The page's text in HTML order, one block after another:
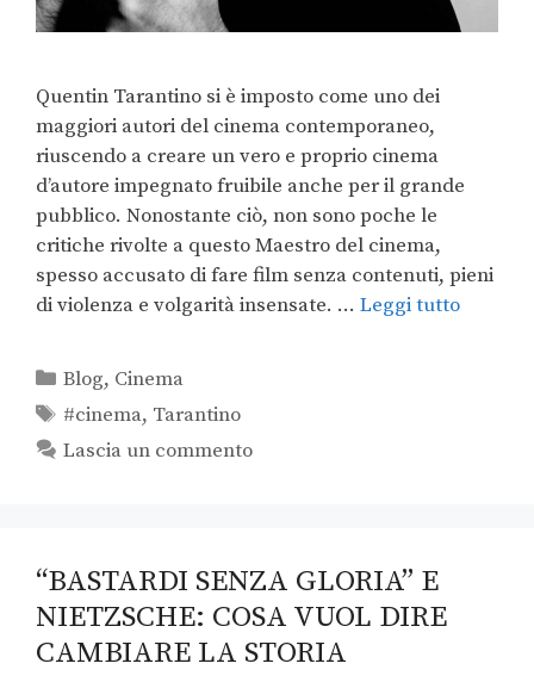
Quentin Tarantino si è imposto come uno dei
maggiori autori del cinema contemporaneo,
riuscendo a creare un vero e proprio cinema
d’autore impegnato fruibile anche per il grande
pubblico. Nonostante ciò, non sono poche le
critiche rivolte a questo Maestro del cinema,
spesso accusato di fare film senza contenuti, pieni
di violenza e volgarità insensate. … Leggi tutto
Blog, Cinema
#cinema, Tarantino
Lascia un commento
“BASTARDI SENZA GLORIA” E
NIETZSCHE: COSA VUOL DIRE
CAMBIARE LA STORIA